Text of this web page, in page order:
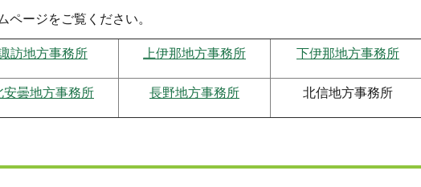
ージをご覧ください。
訪地方事務所 上伊那地方事務所 下伊那地方事務所
安曇地方事務所 長野地方事務所 北信地方事務所